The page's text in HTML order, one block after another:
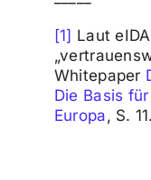
[1] Laut
Whitepaper
Die Basis
Europa , S. 11.